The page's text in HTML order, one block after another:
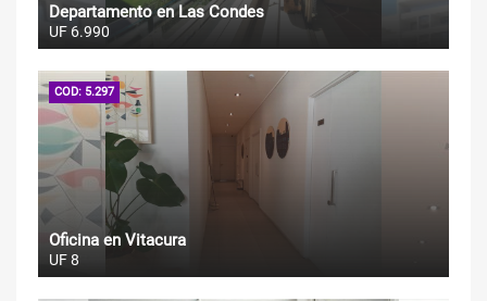
Departamento en Las Condes
UF 6.990
COD: 5.297
Oficina en Vitacura
UF 8